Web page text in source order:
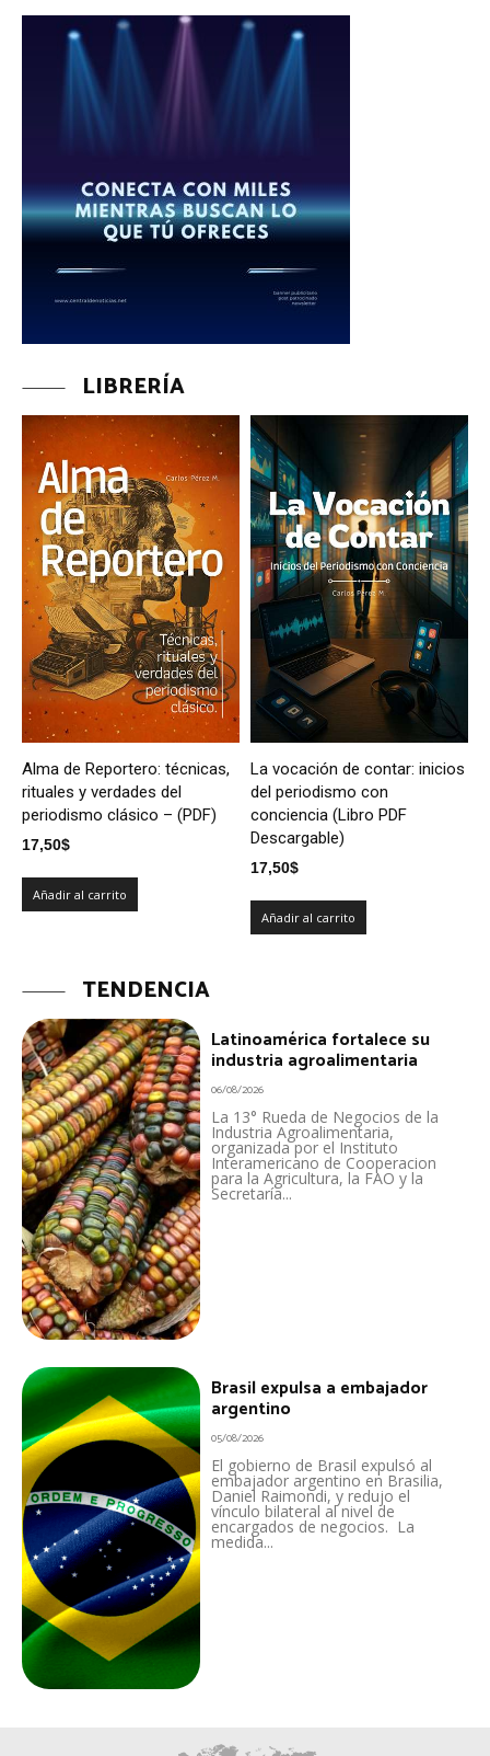
LIBRERÍA
Alma de Reportero: técnicas,
rituales y verdades del
periodismo clásico – (PDF)
17,50$
Añadir al carrito
La vocación de contar: inicios
del periodismo con
conciencia (Libro PDF
Descargable)
17,50$
Añadir al carrito
TENDENCIA
Latinoamérica fortalece su
industria agroalimentaria
06/08/2026
La 13° Rueda de Negocios de la
Industria Agroalimentaria,
organizada por el Instituto
Interamericano de Cooperacion
para la Agricultura, la FAO y la
Secretaría...
Brasil expulsa a embajador
argentino
05/08/2026
El gobierno de Brasil expulsó al
embajador argentino en Brasilia,
Daniel Raimondi, y redujo el
vínculo bilateral al nivel de
encargados de negocios. La
medida...